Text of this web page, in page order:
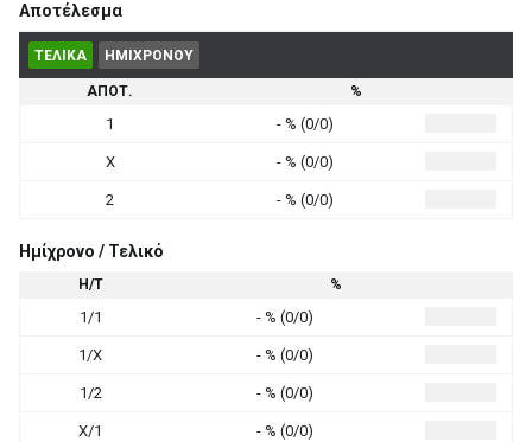
Αποτέλεσμα
ΤΕΛΙΚΑ ΗΜΙΧΡΟΝΟΥ
ΑΠΟΤ. %
1 - % (0/0)
X - % (0/0)
2 - % (0/0)
Ημίχρονο / Τελικό
Η/Τ %
1/1 - % (0/0)
1/X - % (0/0)
1/2 - % (0/0)
X/1 - % (0/0)